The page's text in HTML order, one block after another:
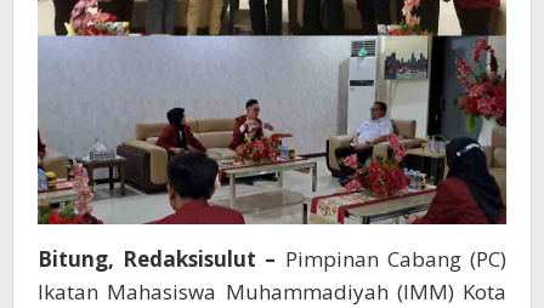
Bitung, Redaksisulut – Pimpinan Cabang (PC)
Ikatan Mahasiswa Muhammadiyah (IMM) Kota